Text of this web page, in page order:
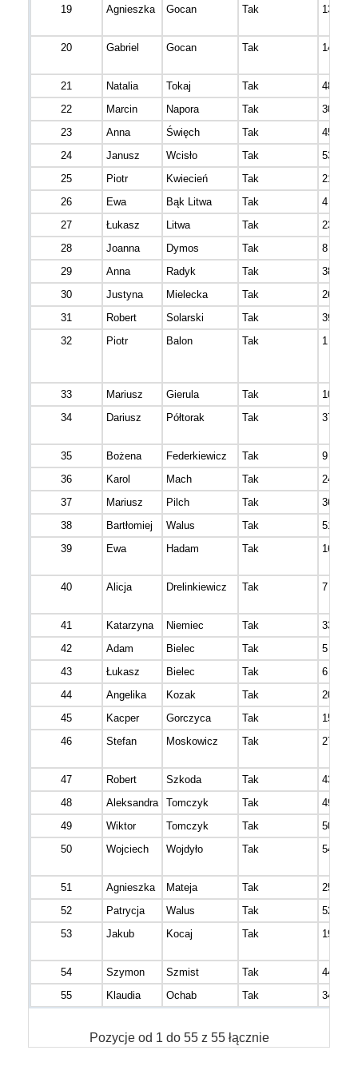
19 Agnieszka Gocan Tak 13
20 Gabriel Gocan Tak 14
21 Natalia Tokaj Tak
48
22
Marcin Napora Tak
30
23
Anna Święch Tak
45
24
Janusz Wcisło Tak
53
25
Piotr Kwiecień Tak
21
26
Ewa Bąk Litwa Tak
4
27
Łukasz Litwa Tak
23
28
Joanna Dymos Tak
8
29
Anna Radyk Tak
38
30
Justyna Mielecka Tak
26
31
Robert Solarski Tak
39
32
Piotr Balon Tak 1
33 Mariusz Gierula Tak
10
34
Dariusz Półtorak Tak 37
35 Bożena Federkiewicz Tak
9
36
Karol Mach Tak
24
37
Mariusz Pilch Tak
36
38
Bartłomiej Walus Tak
51
39
Ewa Hadam Tak 16
40 Alicja Drelinkiewicz Tak 7
41 Katarzyna Niemiec Tak
33
42
Adam Bielec Tak
5
43
Łukasz Bielec Tak
6
44
Angelika Kozak Tak
20
45
Kacper Gorczyca Tak
15
46
Stefan Moskowicz Tak 27
47 Robert Szkoda Tak
43
48
Aleksandra Tomczyk Tak
49
49
Wiktor Tomczyk Tak
50
50
Wojciech Wojdyło Tak 54
51 Agnieszka Mateja Tak
25
52
Patrycja Walus Tak
52
53
Jakub Kocaj Tak 19
54 Szymon Szmist Tak
44
55
Klaudia Ochab Tak 34
Pozycje od 1 do 55 z 55 łącznie